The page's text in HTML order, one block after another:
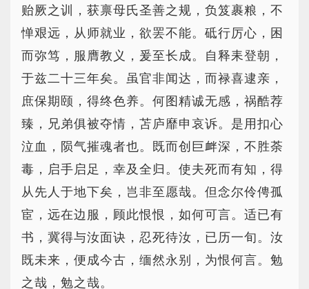
贻厥之训，获禀母氏圣善之规，负笈裹粮，不
惮艰远，从师就业，欲罢不能。砥行厉心，困
而弥笃，服膺教义，爰至长成。自释耒登朝，
于兹二十三年矣。虽官非闻达，而禄喜逮亲，
庶保期颐，得终色养。何图精诚无感，祸酷荐
臻，兄弟俱被夺情，苫庐靡申哀诉。是用扣心
泣血，陨气摧魂者也。既而创巨衅深，不胜荼
毒，启手启足，幸及全归。使夫死而有知，得
从先人于地下矣，岂非至愿哉。但念尔伶俜孤
宦，远在边服，顾此恨恨，如何可言。适已有
书，冀得与汝面诀，忍死待汝，已历一旬。汝
既未来，便成今古，缅然永别，为恨何言。勉
之哉，勉之哉。